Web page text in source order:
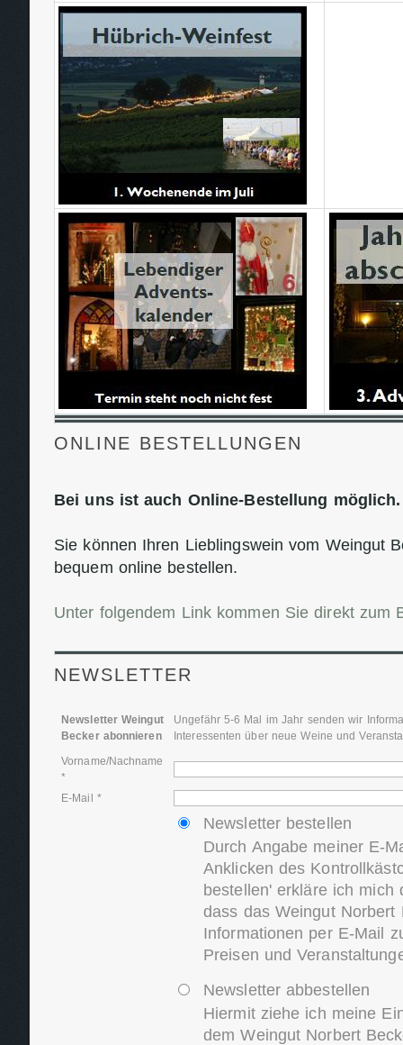
ONLINE BESTELLUNGEN
Bei uns ist auch Online-Bestellung möglich.
Sie können Ihren Lieblingswein vom Weingut
bequem online bestellen.
Unter folgendem Link kommen Sie direkt zum
NEWSLETTER
Newsletter Weingut
Becker abonnieren
Ungefähr 5-6 Mal im Jahr senden wir
Interessenten über neue Weine und
Vorname/Nachname
*
E-Mail *
Newsletter bestellen
Durch Angabe meiner E-
Anklicken des
bestellen' erkläre ich mich
dass das Weingut Norbert
Informationen per E-Mail
Preisen und
Newsletter abbestellen
Hiermit ziehe ich meine
dem Weingut Norbert